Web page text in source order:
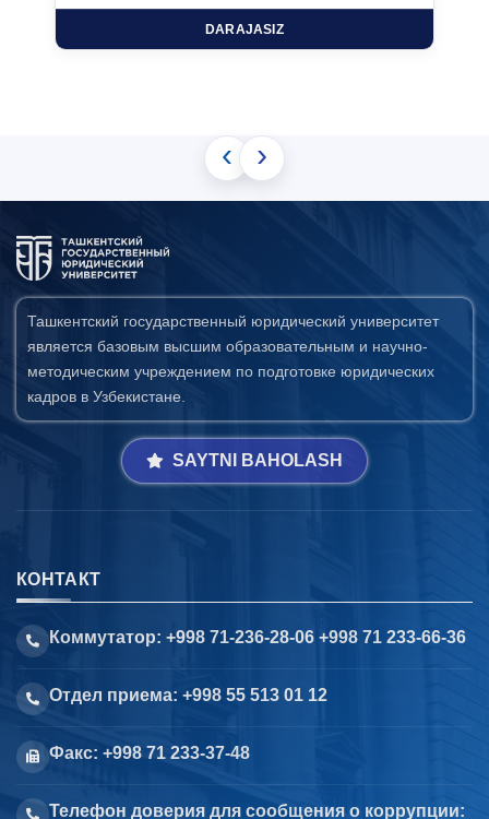
DARAJASIZ
‹ ›
Ташкентский государственный юридический университет
является базовым высшим образовательным и научно-
методическим учреждением по подготовке юридических
кадров в Узбекистане.
SAYTNI BAHOLASH
КОНТАКТ
Коммутатор: +998 71-236-28-06 +998 71 233-66-36
Отдел приема: +998 55 513 01 12
Факс: +998 71 233-37-48
Телефон доверия для сообщения о коррупции: